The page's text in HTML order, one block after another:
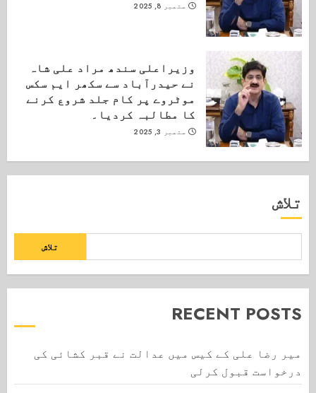
ستمبر 8, 2025
وزیراعلی سندھ مراد علی شاہ
نے حیدرآباد سے سکھر ایم سکس
موٹروے پر کام جلد شروع کرنے
کا مطالبہ کردیا۔
ستمبر 3, 2025
تلاش
تلاش
RECENT POSTS
میر رضا علی کے کیس میں عدالت نے قبر کشائی کی
درخواست قبول کرلی